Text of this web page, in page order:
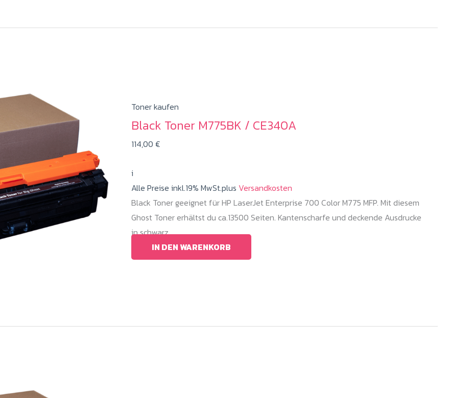
Toner kaufen
Black Toner M775BK / CE340A
114,00 €
i
Alle Preise inkl.19% MwSt.plus Versandkosten
Black Toner geeignet für HP LaserJet Enterprise 700 Color M775 MFP. Mit diesem
Ghost Toner erhältst du ca.13500 Seiten. Kantenscharfe und deckende Ausdrucke
in schwarz.
IN DEN WARENKORB